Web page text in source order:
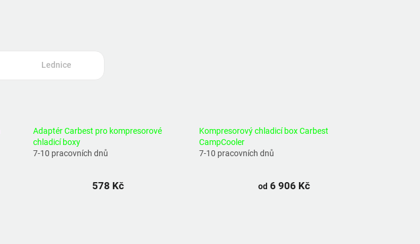
Lednice
Adaptér Carbest pro kompresorové
chladicí boxy
7-10 pracovních dnů
578 Kč
Kompresorový chladicí box Carbest
CampCooler
7-10 pracovních dnů
od6 906 Kč